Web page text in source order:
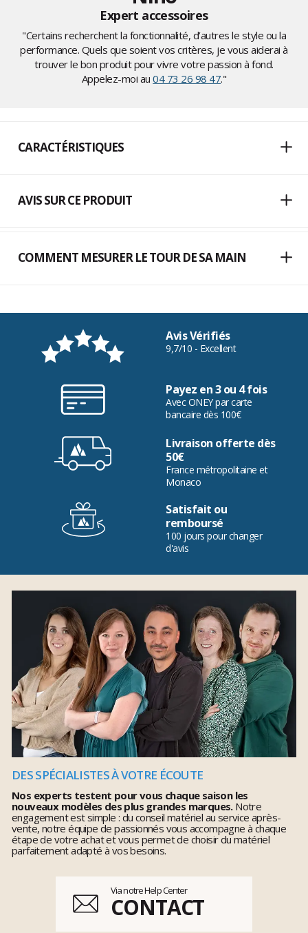
Expert accessoires
"Certains recherchent la fonctionnalité, d’autres le style ou la
performance. Quels que soient vos critères, je vous aiderai à
trouver le bon produit pour vivre votre passion à fond.
Appelez-moi au04 73 26 98 47."
CARACTÉRISTIQUES
AVIS SUR CE PRODUIT
COMMENT MESURER LE TOUR DE SA MAIN
Avis Vérifiés
9,7/10 - Excellent
Payez en 3 ou 4 fois
Avec ONEY par carte
bancaire dès 100€
Livraison offerte dès
50€
France métropolitaine et
Monaco
Satisfait ou
remboursé
100 jours pour changer
d'avis
DES SPÉCIALISTES À VOTRE ÉCOUTE
Nos experts testent pour vous chaque saison les
nouveaux modèles des plus grandes marques.Notre
engagement est simple : du conseil matériel au service après-
vente, notre équipe de passionnés vous accompagne à chaque
étape de votre achat et vous permet de choisir du matériel
parfaitement adapté à vos besoins.
Via notre Help Center
CONTACT